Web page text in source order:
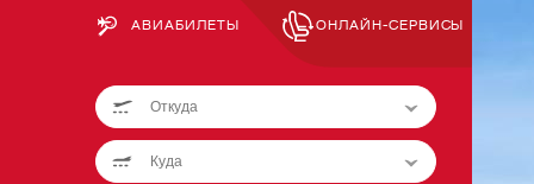
На
Информация и контакты
АВИАБИЛЕТЫ ОНЛАЙН-СЕРВИСЫ